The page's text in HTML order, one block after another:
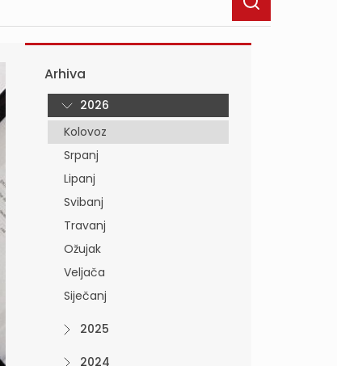
Arhiva
2026
Kolovoz
Srpanj
Lipanj
Svibanj
Travanj
Ožujak
Veljača
Siječanj
2025
2024